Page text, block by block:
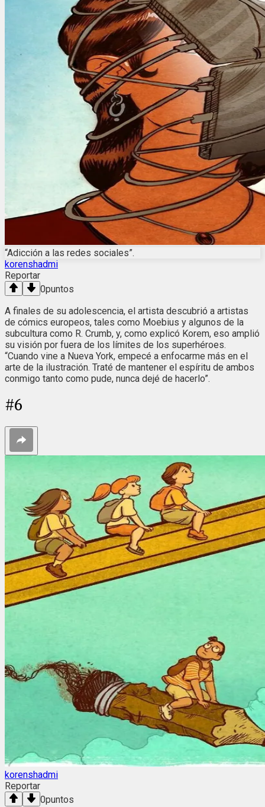
“Adicción a las redes sociales”.
korenshadmi
Reportar
0puntos
A finales de su adolescencia, el artista descubrió a artistas
de cómics europeos, tales como Moebius y algunos de la
subcultura como R. Crumb, y, como explicó Korem, eso amplió
su visión por fuera de los límites de los superhéroes.
“Cuando vine a Nueva York, empecé a enfocarme más en el
arte de la ilustración. Traté de mantener el espíritu de ambos
conmigo tanto como pude, nunca dejé de hacerlo”.
#6
korenshadmi
Reportar
0puntos